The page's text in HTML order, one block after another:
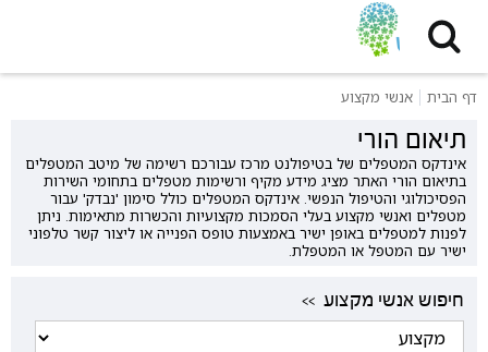
דף הבית אנשי מקצוע
תיאום הורי
אינדקס המטפלים של בטיפולנט מרכז עבורכם רשימה של מיטב המטפלים
בתיאום הורי האתר מציג מידע מקיף ורשימות מטפלים בתחומי השירות
הפסיכולוגי והטיפול הנפשי. אינדקס המטפלים כולל סימון 'נבדק' עבור
מטפלים ואנשי מקצוע בעלי הסמכות מקצועיות והכשרות מתאימות. ניתן
לפנות למטפלים באופן ישיר באמצעות טופס הפנייה או ליצור קשר טלפוני
ישיר עם המטפל או המטפלת.
<< חיפוש אנשי מקצוע